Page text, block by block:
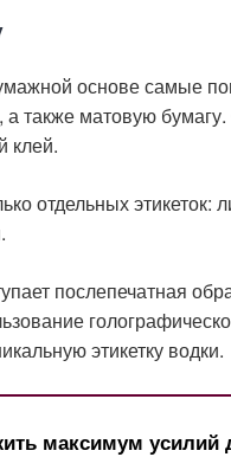
основе самые
также матовую
клей.
отдельных
послепечатная
этикетку водки.
максимум усилий